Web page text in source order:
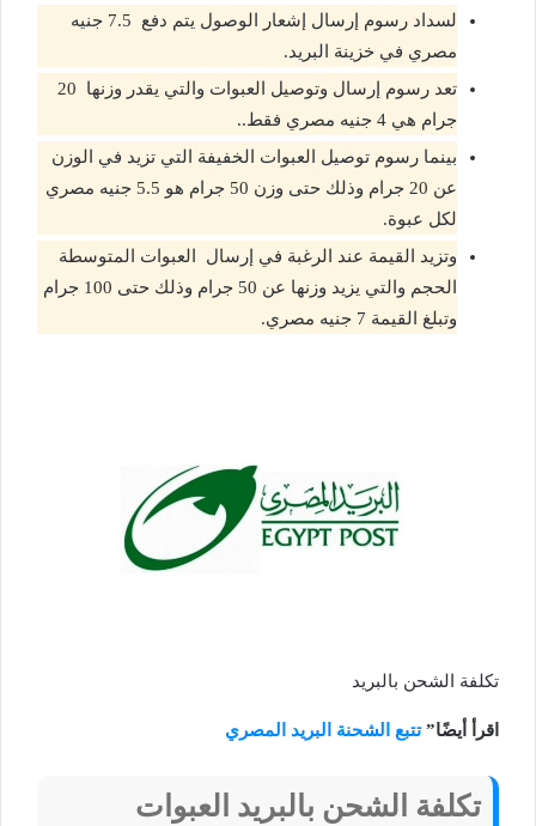
لسداد رسوم إرسال إشعار الوصول يتم دفع 7.5 جنيه
مصري في خزينة البريد.
تعد رسوم إرسال وتوصيل العبوات والتي يقدر وزنها 20
جرام هي 4 جنيه مصري فقط..
بينما رسوم توصيل العبوات الخفيفة التي تزيد في الوزن
عن 20 جرام وذلك حتى وزن 50 جرام هو 5.5 جنيه مصري
لكل عبوة.
وتزيد القيمة عند الرغبة في إرسال العبوات المتوسطة
الحجم والتي يزيد وزنها عن 50 جرام وذلك حتى 100 جرام
وتبلغ القيمة 7 جنيه مصري.
تكلفة الشحن بالبريد
اقرأ أيضًا”تتبع الشحنة البريد المصري
تكلفة الشحن بالبريد العبوات